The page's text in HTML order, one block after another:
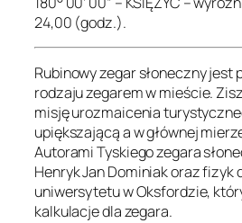
24,00 (godz.).
Rubinowy zegar słoneczny jest
rodzaju zegarem w mieście.
misję urozmaicenia
upiększającą a w głównej
Autorami Tyskiego zegara
Henryk Jan Dominiak oraz fizyk
uniwersytetu w Oksfordzie,
kalkulacje dla zegara.